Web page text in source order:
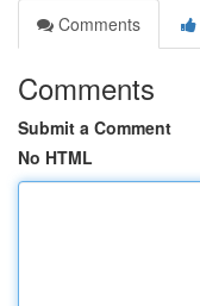
Comments
Comments
Submit a Comment
No HTML